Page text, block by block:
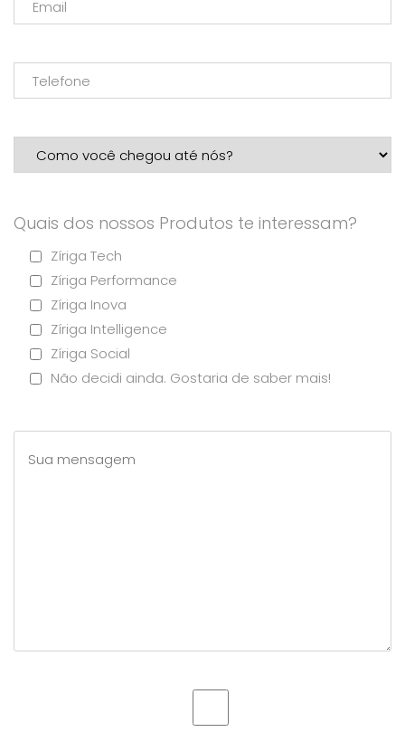
Quais dos nossos Produtos te interessam?
Zíriga Tech
Zíriga Performance
Zíriga Inova
Zíriga Intelligence
Zíriga Social
Não decidi ainda. Gostaria de saber mais!